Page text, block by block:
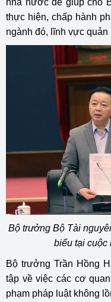
nhà nước để giúp cho
thực hiện, chấp hành
ngành đó, lĩnh vực quản
Bộ trưởng Bộ Tài
biểu tại cuộc
Bộ trưởng Trần Hồng
tập về việc các cơ
phạm pháp luật không